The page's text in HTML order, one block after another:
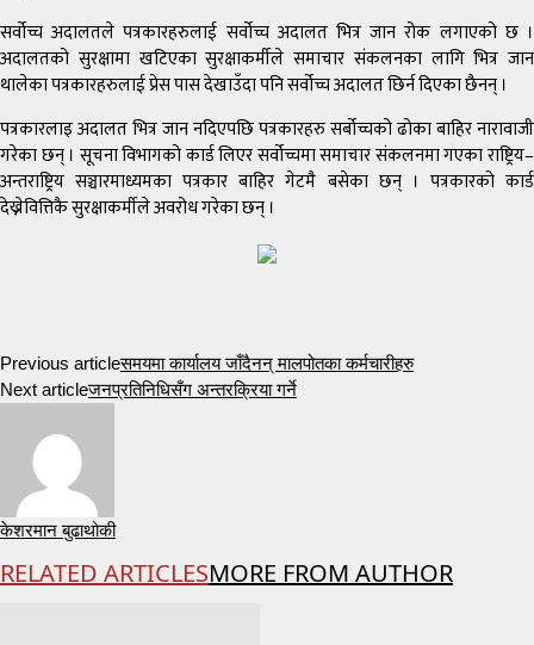
सर्वोच्च अदालतले पत्रकारहरुलाई सर्वोच्च अदालत भित्र जान रोक लगाएको छ ।
अदालतको सुरक्षामा खटिएका सुरक्षाकर्मीले समाचार संकलनका लागि भित्र जान
थालेका पत्रकारहरुलाई प्रेस पास देखाउँदा पनि सर्वोच्च अदालत छिर्न दिएका छैनन् ।
पत्रकारलाइ अदालत भित्र जान नदिएपछि पत्रकारहरु सर्बोच्चको ढोका बाहिर नारावाजी
गरेका छन् । सूचना विभागको कार्ड लिएर सर्वोच्चमा समाचार संकलनमा गएका राष्ट्रिय–
अन्तराष्ट्रिय सञ्चारमाध्यमका पत्रकार बाहिर गेटमै बसेका छन् । पत्रकारको कार्ड
देख्नेवित्तिकै सुरक्षाकर्मीले अवरोध गरेका छन् ।
Previous articleसमयमा कार्यालय जाँदैनन् मालपोतका कर्मचारीहरु
Next articleजनप्रतिनिधिसँग अन्तरक्रिया गर्ने
केशरमान बुढाथोकी
RELATED ARTICLESMORE FROM AUTHOR